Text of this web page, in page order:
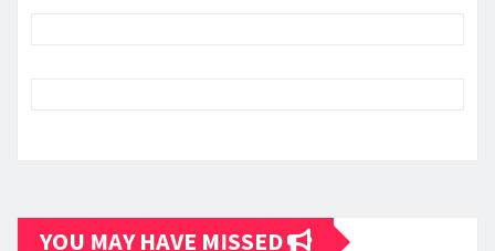
YOU MAY HAVE MISSED